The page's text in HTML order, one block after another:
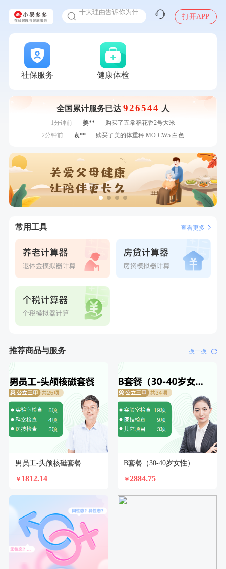
甲状腺癌怎么筛查
打开APP
社保服务 健康体检
全国累计服务已达 926544 人
7分钟前 江**
成功预约了女性VIP体检套餐
7分钟前
购买了小熊电烤箱 DKX-F10M6
购买了美的体重秤 MO-CW5 白色
刚刚
购买了美的体重秤 MO-CW5 白色
1分钟前
陈**
成功预约了精英体检套餐
1分钟前
姜**
购买了五常稻花香2号大米
2分钟前
袁**
购买了美的体重秤 MO-CW5 白色
孙**
成功预约了商务应酬体检（男）
4分钟前
潘*
购买了美的1.5L电热水壶HJ1522
6分钟前
黎**
购买了厨房家用多功能不锈钢刀具六件套装
成功预约糖尿病强化体检套餐
7分钟前
刚刚
购买了美的体重秤 MO-CW5 白色
常用工具 查看更多
推荐商品与服务 换一换
男员工-头颅核磁套餐
￥ 1812.14
B套餐（30-40岁女性）
￥2884.75